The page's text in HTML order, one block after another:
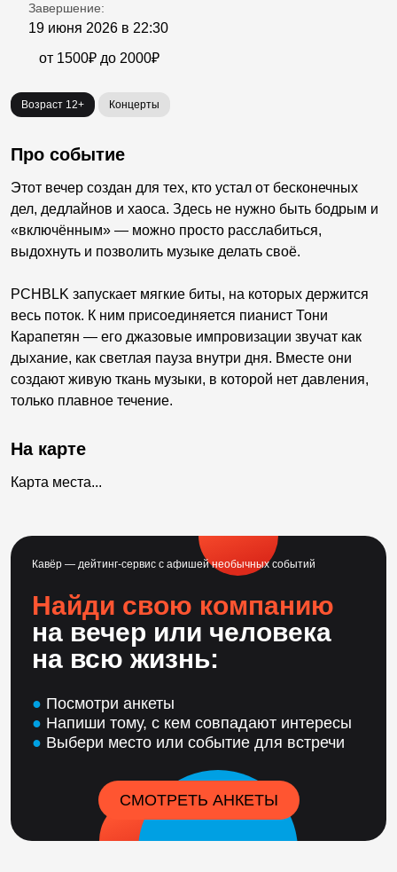
Завершение:
19 июня 2026 в 22:30
от 1500₽ до 2000₽
Возраст 12+ Концерты
Про событие
Этот вечер создан для тех, кто устал от бесконечных
дел, дедлайнов и хаоса. Здесь не нужно быть бодрым и
«включённым» — можно просто расслабиться,
выдохнуть и позволить музыке делать своё.
PCHBLK запускает мягкие биты, на которых держится
весь поток. К ним присоединяется пианист Тони
Карапетян — его джазовые импровизации звучат как
дыхание, как светлая пауза внутри дня. Вместе они
создают живую ткань музыки, в которой нет давления,
только плавное течение.
На карте
Карта места...
Кавёр — дейтинг-сервис с афишей необычных событий
Найди свою компанию
на вечер или человека
на всю жизнь:
● Посмотри анкеты
● Напиши тому, с кем совпадают интересы
● Выбери место или событие для встречи
СМОТРЕТЬ АНКЕТЫ